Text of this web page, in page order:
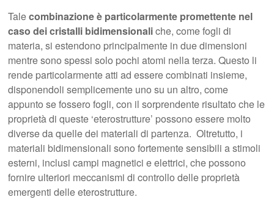
Talecombinazione è particolarmente promettente nel
caso dei cristalli bidimensionaliche, come fogli di
materia, si estendono principalmente in due dimensioni
mentre sono spessi solo pochi atomi nella terza. Questo li
rende particolarmente atti ad essere combinati insieme,
disponendoli semplicemente uno su un altro, come
appunto se fossero fogli, con il sorprendente risultato che le
proprietà di queste ‘eterostrutture’ possono essere molto
diverse da quelle dei materiali di partenza. Oltretutto, i
materiali bidimensionali sono fortemente sensibili a stimoli
esterni, inclusi campi magnetici e elettrici, che possono
fornire ulteriori meccanismi di controllo delle proprietà
emergenti delle eterostrutture.